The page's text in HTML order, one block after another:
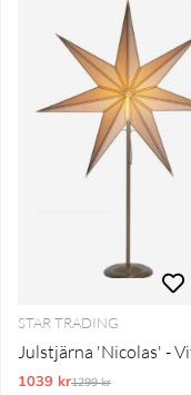
STAR TRADING
Julstjärna 'Nicolas' -
1039 krOrdinarie pris:
1299 kr